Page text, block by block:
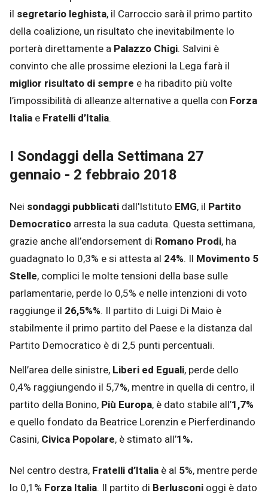
il segretario leghista, il Carroccio sarà il primo partito
della coalizione, un risultato che inevitabilmente lo
porterà direttamente a Palazzo Chigi. Salvini è
convinto che alle prossime elezioni la Lega farà il
miglior risultato di sempre e ha ribadito più volte
l’impossibilità di alleanze alternative a quella con Forza
Italia e Fratelli d’Italia.
I Sondaggi della Settimana 27
gennaio - 2 febbraio 2018
Nei sondaggi pubblicati dall'Istituto EMG, il Partito
Democratico arresta la sua caduta. Questa settimana,
grazie anche all’endorsement di Romano Prodi, ha
guadagnato lo 0,3% e si attesta al 24%. Il Movimento 5
Stelle, complici le molte tensioni della base sulle
parlamentarie, perde lo 0,5% e nelle intenzioni di voto
raggiunge il 26,5%%. Il partito di Luigi Di Maio è
stabilmente il primo partito del Paese e la distanza dal
Partito Democratico è di 2,5 punti percentuali.
Nell’area delle sinistre, Liberi ed Eguali, perde dello
0,4% raggiungendo il 5,7%, mentre in quella di centro, il
partito della Bonino, Più Europa, è dato stabile all’1,7%
e quello fondato da Beatrice Lorenzin e Pierferdinando
Casini, Civica Popolare, è stimato all’1%.
Nel centro destra, Fratelli d’Italia è al 5%, mentre perde
lo 0,1% Forza Italia. Il partito di Berlusconi oggi è dato